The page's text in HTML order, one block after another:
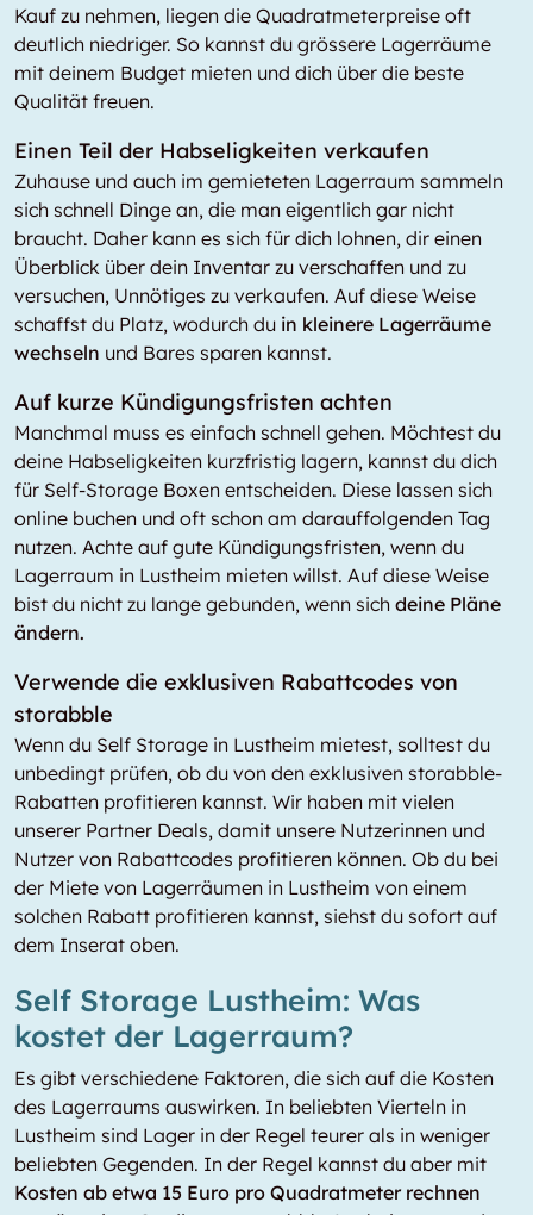
Kauf zu nehmen, liegen die Quadratmeterpreise oft
deutlich niedriger. So kannst du grössere Lagerräume
mit deinem Budget mieten und dich über die beste
Qualität freuen.
Einen Teil der Habseligkeiten verkaufen
Zuhause und auch im gemieteten Lagerraum sammeln
sich schnell Dinge an, die man eigentlich gar nicht
braucht. Daher kann es sich für dich lohnen, dir einen
Überblick über dein Inventar zu verschaffen und zu
versuchen, Unnötiges zu verkaufen. Auf diese Weise
schaffst du Platz, wodurch du in kleinere Lagerräume
wechseln und Bares sparen kannst.
Auf kurze Kündigungsfristen achten
Manchmal muss es einfach schnell gehen. Möchtest du
deine Habseligkeiten kurzfristig lagern, kannst du dich
für Self-Storage Boxen entscheiden. Diese lassen sich
online buchen und oft schon am darauffolgenden Tag
nutzen. Achte auf gute Kündigungsfristen, wenn du
Lagerraum in Lustheim mieten willst. Auf diese Weise
bist du nicht zu lange gebunden, wenn sich deine Pläne
ändern.
Verwende die exklusiven Rabattcodes von
storabble
Wenn du Self Storage in Lustheim mietest, solltest du
unbedingt prüfen, ob du von den exklusiven storabble-
Rabatten profitieren kannst. Wir haben mit vielen
unserer Partner Deals, damit unsere Nutzerinnen und
Nutzer von Rabattcodes profitieren können. Ob du bei
der Miete von Lagerräumen in Lustheim von einem
solchen Rabatt profitieren kannst, siehst du sofort auf
dem Inserat oben.
Self Storage Lustheim: Was
kostet der Lagerraum?
Es gibt verschiedene Faktoren, die sich auf die Kosten
des Lagerraums auswirken. In beliebten Vierteln in
Lustheim sind Lager in der Regel teurer als in weniger
beliebten Gegenden. In der Regel kannst du aber mit
Kosten ab etwa 15 Euro pro Quadratmeter rechnen